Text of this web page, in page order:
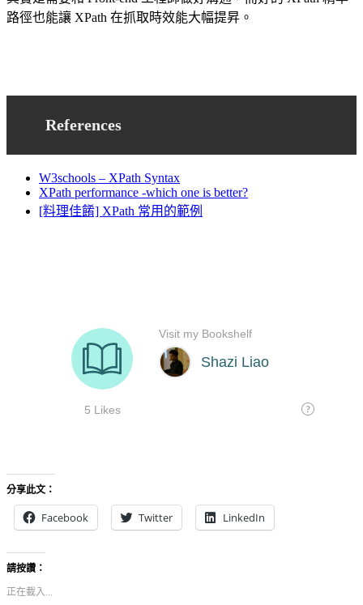
路徑也能讓 XPath 在抓取時效能大幅提昇。
References
W3schools – XPath Syntax
XPath performance -which one is better?
[料理佳餚] XPath 常用的範例
分享此文：
Facebook Twitter LinkedIn
請按讚：
正在載入...